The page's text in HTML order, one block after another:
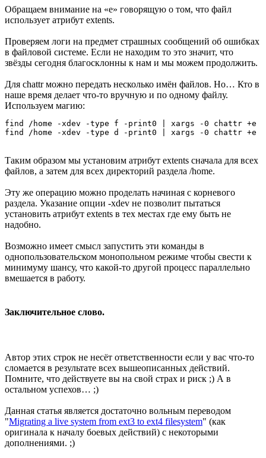
Обращаем внимание на «e» говорящую о том, что файл
использует атрибут extents.
Проверяем логи на предмет страшных сообщений об ошибках
в файловой системе. Если не находим то это значит, что
звёзды сегодня благосклонны к нам и мы можем продолжить.
Для chattr можно передать несколько имён файлов. Но… Кто в
наше время делает что-то вручную и по одному файлу.
Используем магию:
find /home -xdev -type f -print0 | xargs -0 chattr +e
find /home -xdev -type d -print0 | xargs -0 chattr +e
Таким образом мы установим атрибут extents сначала для всех
файлов, а затем для всех директорий раздела /home.
Эту же операцию можно проделать начиная с корневого
раздела. Указание опции -xdev не позволит пытаться
установить атрибут extents в тех местах где ему быть не
надобно.
Возможно имеет смысл запустить эти команды в
однопользовательском монопольном режиме чтобы свести к
минимуму шансу, что какой-то другой процесс параллельно
вмешается в работу.
Заключительное слово.
Автор этих строк не несёт ответственности если у вас что-то
сломается в результате всех вышеописанных действий.
Помните, что действуете вы на свой страх и риск ;) А в
остальном успехов… ;)
Данная статья является достаточно вольным переводом
"Migrating a live system from ext3 to ext4 filesystem" (как
оригинала к началу боевых действий) с некоторыми
дополнениями. ;)